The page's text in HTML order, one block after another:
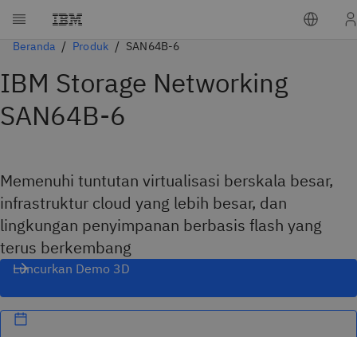
Beranda Produk SAN64B-6
IBM Storage Networking
SAN64B-6
Memenuhi tuntutan virtualisasi berskala besar,
infrastruktur cloud yang lebih besar, dan
lingkungan penyimpanan berbasis flash yang
terus berkembang
Luncurkan Demo 3D